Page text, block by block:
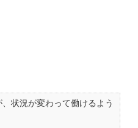
状況が変わって働けるよう